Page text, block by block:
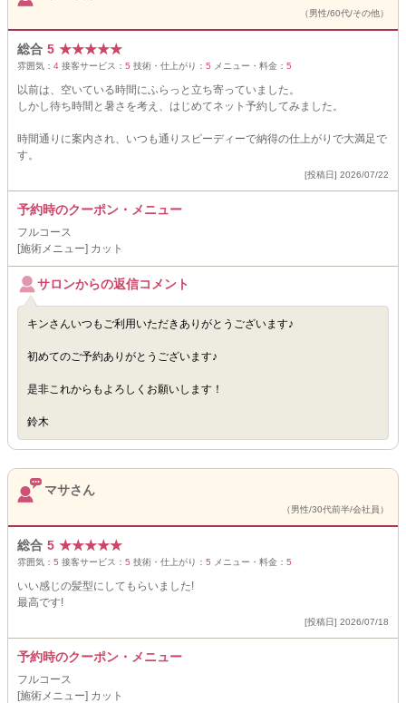
（男性/60代/その他）
総合 5 ★★★★★
雰囲気： 4 接客サービス： 5 技術・仕上がり： 5 メニュー・料金： 5
以前は、空いている時間にふらっと立ち寄っていました。
しかし待ち時間と暑さを考え、はじめてネット予約してみました。
時間通りに案内され、いつも通りスピーディーで納得の仕上がりで大満足で
す。
[投稿日] 2026/07/22
予約時のクーポン・メニュー
フルコース
[施術メニュー] カット
サロンからの返信コメント
キンさんいつもご利用いただきありがとうございます♪
初めてのご予約ありがとうございます♪
是非これからもよろしくお願いします！
鈴木
マサさん
（男性/30代前半/会社員）
総合 5 ★★★★★
雰囲気： 5 接客サービス： 5 技術・仕上がり： 5 メニュー・料金： 5
いい感じの髪型にしてもらいました!
最高です!
[投稿日] 2026/07/18
予約時のクーポン・メニュー
フルコース
[施術メニュー] カット